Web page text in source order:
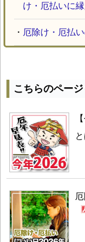
け・厄払いに
・ 厄除け・厄払
こちらのペー